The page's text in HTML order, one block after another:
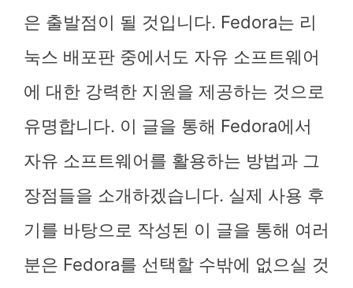
은 출발점이 될 것입니다. Fedora는 리
눅스 배포판 중에서도 자유 소프트웨어
에 대한 강력한 지원을 제공하는 것으로
유명합니다. 이 글을 통해 Fedora에서
자유 소프트웨어를 활용하는 방법과 그
장점들을 소개하겠습니다. 실제 사용 후
기를 바탕으로 작성된 이 글을 통해 여러
분은 Fedora를 선택할 수밖에 없으실 것